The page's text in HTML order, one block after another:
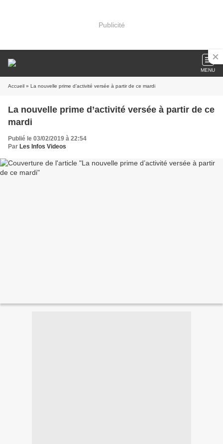
Publicité
MENU
Accueil » La nouvelle prime d’activité versée à partir de ce mardi
La nouvelle prime d’activité versée à partir de ce
mardi
Publié le 03/02/2019 à 22:54
Par Les Infos Videos